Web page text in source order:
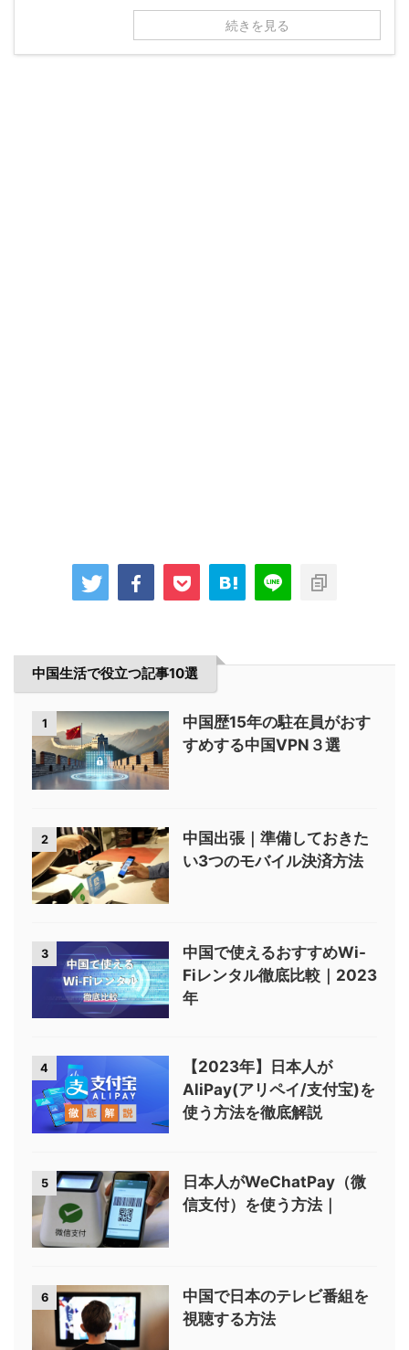
続きを見る
中国生活で役立つ記事10選
1
中国歴15年の駐在員がおす
すめする中国VPN３選
2
中国出張｜準備しておきた
い3つのモバイル決済方法
3
中国で使えるおすすめWi-
Fiレンタル徹底比較｜2023
年
4
【2023年】日本人が
AliPay(アリペイ/支付宝)を
使う方法を徹底解説
5
日本人がWeChatPay（微
信支付）を使う方法｜
6
中国で日本のテレビ番組を
視聴する方法